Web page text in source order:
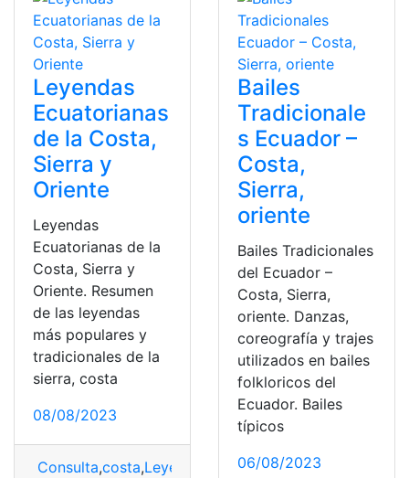
Leyendas
Ecuatorianas
de la Costa,
Sierra y
Oriente
Leyendas
Ecuatorianas de la
Costa, Sierra y
Oriente. Resumen
de las leyendas
más populares y
tradicionales de la
sierra, costa
08/08/2023
Consulta,costa,Leyendas Leyendas Ecuatorianas
Bailes
Tradicionale
s Ecuador –
Costa,
Sierra,
oriente
Bailes Tradicionales
del Ecuador –
Costa, Sierra,
oriente. Danzas,
coreografía y trajes
utilizados en bailes
folkloricos del
Ecuador. Bailes
típicos
06/08/2023